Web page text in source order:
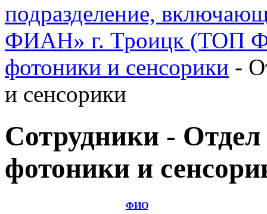
подразделение,
ФИАН» г. Троицк (ТОП
фотоники и сенсорики -
и сенсорики
Сотрудники -
фотоники и
ФИО